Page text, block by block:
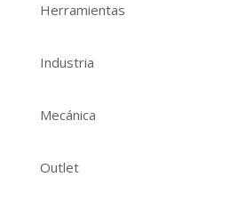
Herramientas
Industria
Mecánica
Outlet